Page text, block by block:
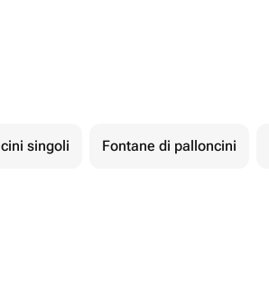
singoli Fontane di palloncini